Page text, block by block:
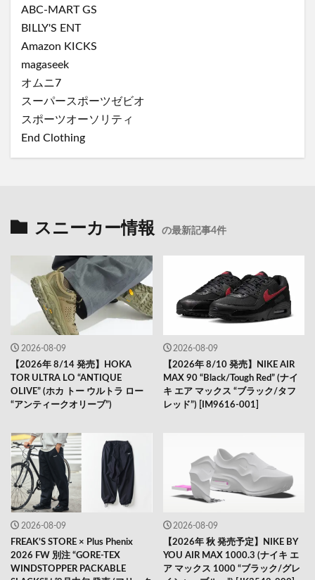
ABC-MART GS
BILLY'S ENT
Amazon KICKS
magaseek
オムニ7
スーパースポーツゼビオ
スポーツオーソリティ
End Clothing
スニーカー情報 の最新記事4件
2026-08-09
【2026年 8/14 発売】HOKA
TOR ULTRA LO “ANTIQUE
OLIVE” (ホカ トー ウルトラ ロー
“アンティークオリーブ”)
2026-08-09
【2026年 8/10 発売】NIKE AIR
MAX 90 “Black/Tough Red” (ナイ
キ エア マックス “ブラック/タフ
レッド”) [IM9616-001]
2026-08-09
FREAK’S STORE × Plus Phenix
2026 FW 別注 “GORE-TEX
WINDSTOPPER PACKABLE
2026-08-09
【2026年 秋 発売予定】NIKE BY
YOU AIR MAX 1000.3 (ナイキ エ
ア マックス 1000 “ブラック/グレ